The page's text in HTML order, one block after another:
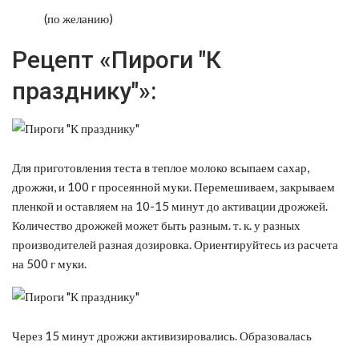
(по желанию)
Рецепт «Пироги "К
празднику"»:
Для приготовления теста в теплое молоко всыпаем сахар,
дрожжи, и 100 г просеянной муки. Перемешиваем, закрываем
пленкой и оставляем на 10-15 минут до активации дрожжей.
Количество дрожжей может быть разным. т. к. у разных
производителей разная дозировка. Ориентируйтесь из расчета
на 500 г муки.
Через 15 минут дрожжи активизировались. Образовалась